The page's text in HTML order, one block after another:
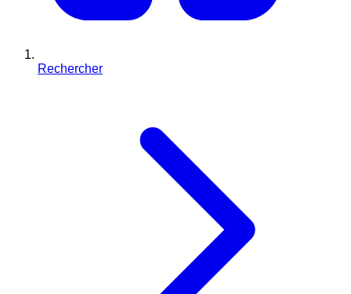
Rechercher